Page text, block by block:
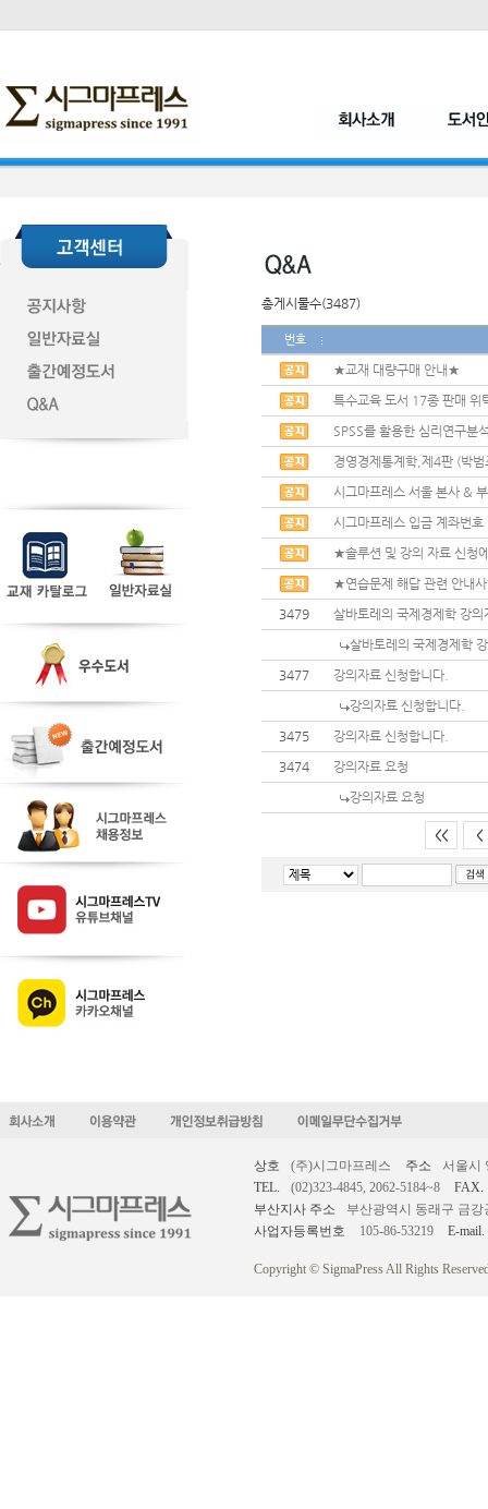
총게시물수(3487)
번호
★교재 대량구매 안내★
특수교육 도서 17종 판매 위
SPSS를 활용한 심리연구분
경영경제통계학,제4판 (박
시그마프레스 서울 본사 &
시그마프레스 입금 계좌번호
★솔루션 및 강의 자료 신청
★연습문제 해답 관련 안내
3479
살바토레의 국제경제학 강의
살바토레의 국제경제학
3477
강의자료 신청합니다.
강의자료 신청합니다.
3475
강의자료 신청합니다.
3474
강의자료 요청
강의자료 요청
<< <
상호 (주)시그마프레스 주소
서울시
TEL.
(02)323-4845, 2062-5184~8
FAX.
부산지사 주소
부산광역시 동래구 금강
사업자등록번호
105-86-53219 E-mail.
Copyright © SigmaPress All Rights